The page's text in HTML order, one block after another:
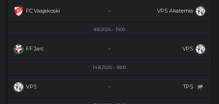
FC Vaajakoski VPS Akatemia
-
8.8.2026 19:00
FF Jaro VPS
-
14.8.2026 18:00
VPS TPS
-